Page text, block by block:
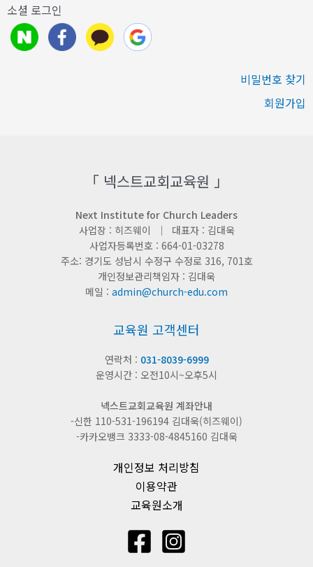
소셜 로그인
비밀번호 찾기
회원가입
「 넥스트교회교육원 」
Next Institute for Church Leaders
사업장 : 히즈웨이 ｜ 대표자 : 김대욱
사업자등록번호 : 664-01-03278
주소: 경기도 성남시 수정구 수정로 316, 701호
개인정보관리책임자 : 김대욱
메일 : admin@church-edu.com
교육원 고객센터
연락처 : 031-8039-6999
운영시간 : 오전10시~오후5시
넥스트교회교육원 계좌안내
-신한 110-531-196194 김대욱(히즈웨이)
-카카오뱅크 3333-08-4845160 김대욱
개인정보 처리방침
이용약관
교육원소개